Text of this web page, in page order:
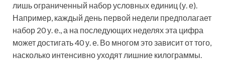
лишь ограниченный набор условных единиц (у. е).
Например, каждый день первой недели предполагает
набор 20 у. е., а на последующих неделях эта цифра
может достигать 40 у. е. Во многом это зависит от того,
насколько интенсивно уходят лишние килограммы.